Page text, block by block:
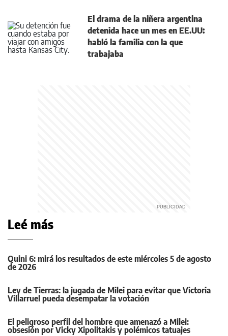
El drama de la niñera argentina
detenida hace un mes en EE.UU:
habló la familia con la que
trabajaba
Leé más
Quini 6: mirá los resultados de este miércoles 5 de agosto
de 2026
Ley de Tierras: la jugada de Milei para evitar que Victoria
Villarruel pueda desempatar la votación
El peligroso perfil del hombre que amenazó a Milei:
obsesión por Vicky Xipolitakis y polémicos tatuajes